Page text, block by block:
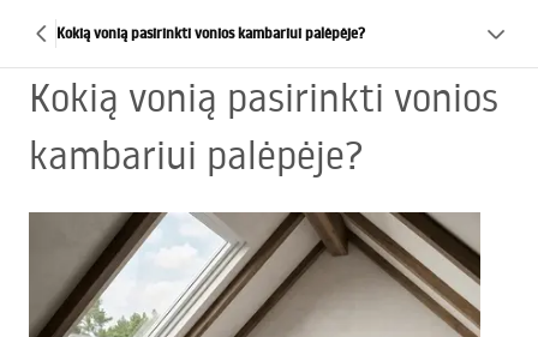
Kokią vonią pasirinkti vonios kambariui palėpėje?
Kokią vonią pasirinkti vonios
kambariui palėpėje?